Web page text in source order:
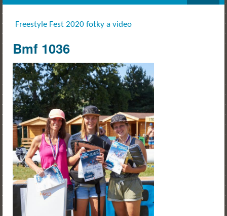
Freestyle Fest 2020 fotky a video
Bmf 1036